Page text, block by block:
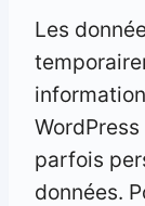
Les
parfois
données.